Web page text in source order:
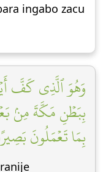
ingabo zacu
وَهُوَ ٱلَّذِي كَفَّ
بِبَطۡنِ مَكَّةَ مِنۢ
بِمَا تَعۡمَلُونَ بَصِيرًا